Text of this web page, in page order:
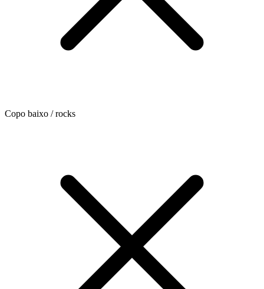
Copo baixo / rocks